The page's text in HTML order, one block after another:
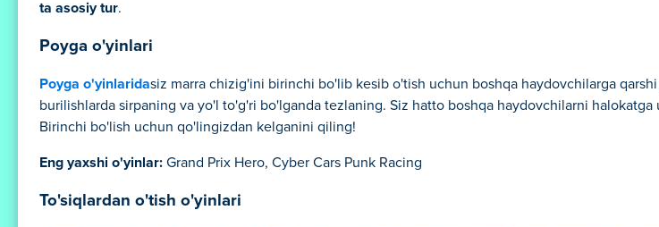
ta asosiy tur.
Poyga o'yinlari
Poyga o'yinlaridasiz marra chizig'ini birinchi bo'lib kesib o'tish uchun boshqa haydovchilarga
burilishlarda sirpaning va yo'l to'g'ri bo'lganda tezlaning. Siz hatto boshqa haydovchilarni
Birinchi bo'lish uchun qo'lingizdan kelganini qiling!
Eng yaxshi o'yinlar: Grand Prix Hero, Cyber Cars Punk Racing
To'siqlardan o'tish o'yinlari